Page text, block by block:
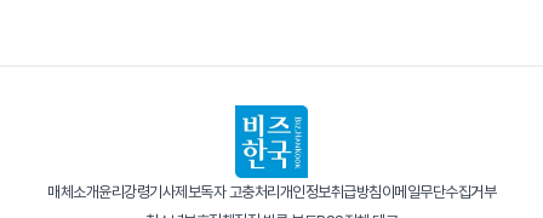
매체소개윤리강령기사제보독자 고충처리개인정보취급방침이메일무단수집거부